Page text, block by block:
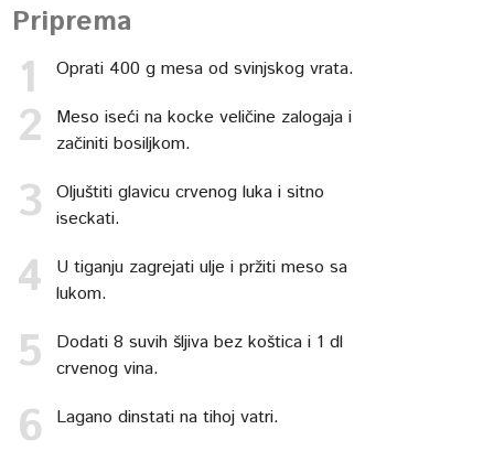
Priprema
Oprati 400 g mesa od svinjskog vrata.
Meso iseći na kocke veličine zalogaja i
začiniti bosiljkom.
Oljuštiti glavicu crvenog luka i sitno
iseckati.
U tiganju zagrejati ulje i pržiti meso sa
lukom.
Dodati 8 suvih šljiva bez koštica i 1 dl
crvenog vina.
Lagano dinstati na tihoj vatri.